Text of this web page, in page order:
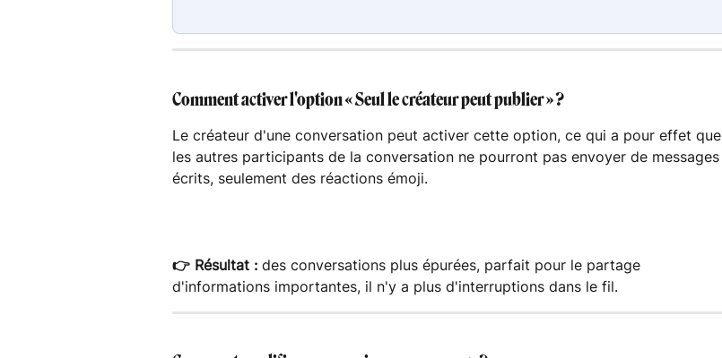
Comment activer l'option « Seul le créateur peut publier » ?
Le créateur d'une conversation peut activer cette option, ce qui a pour effet que
les autres participants de la conversation ne pourront pas envoyer de messages
écrits, seulement des réactions émoji.
👉 Résultat : des conversations plus épurées, parfait pour le partage
d'informations importantes, il n'y a plus d'interruptions dans le fil.